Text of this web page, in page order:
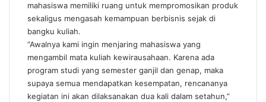
mahasiswa memiliki ruang untuk mempromosikan produk
sekaligus mengasah kemampuan berbisnis sejak di
bangku kuliah.
“Awalnya kami ingin menjaring mahasiswa yang
mengambil mata kuliah kewirausahaan. Karena ada
program studi yang semester ganjil dan genap, maka
supaya semua mendapatkan kesempatan, rencananya
kegiatan ini akan dilaksanakan dua kali dalam setahun,”